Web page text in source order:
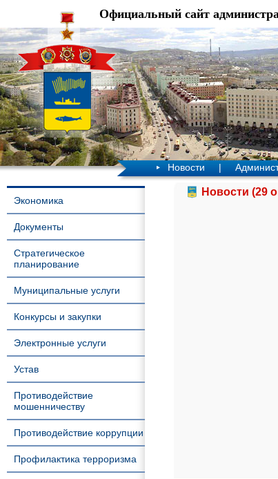
Официальный сайт
Новости |
Экономика
Документы
Стратегическое
планирование
Муниципальные услуги
Конкурсы и закупки
Электронные услуги
Устав
Противодействие
мошенничеству
Противодействие коррупции
Профилактика терроризма
Новости (29